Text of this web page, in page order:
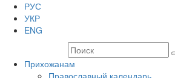
РУС
УКР
ENG
Прихожанам
Православный календарь